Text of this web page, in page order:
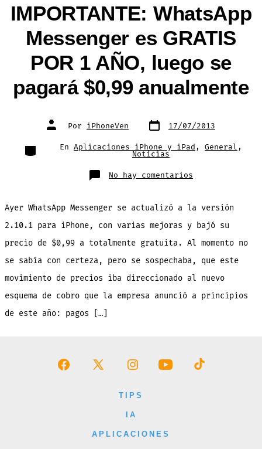
IMPORTANTE: WhatsApp
Messenger es GRATIS
POR 1 AÑO, luego se
pagará $0,99 anualmente
Autor
de
entrada
Por iPhoneVen Fecha
de 17/07/2013
Categorías
En Aplicaciones iPhone y iPad , General ,
Noticias
No hay comentarios
IMPORTANTE:
GRATIS
AÑO,
luego
se
$0,99
anualmente
Ayer WhatsApp Messenger se actualizó a la versión
2.10.1 para iPhone, con varias mejoras y bajó su
precio de $0,99 a totalmente gratuita. Al momento no
se sabía con certeza, pero se sospechaba, que este
movimiento de precios iba direccionado al nuevo
esquema de cobro que la empresa anunció a principios
de este año: pagos […]
Abrir
Abrir
Abrir
Abrir
Abrir
TIPS
IA
APLICACIONES